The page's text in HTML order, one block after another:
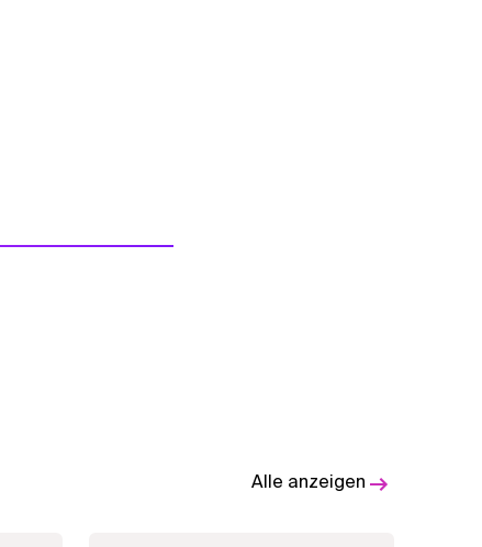
Alle anzeigen